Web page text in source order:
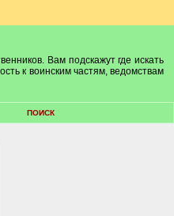
Вам подскажут где искать
к воинским частям, ведомствам
ПОИСК